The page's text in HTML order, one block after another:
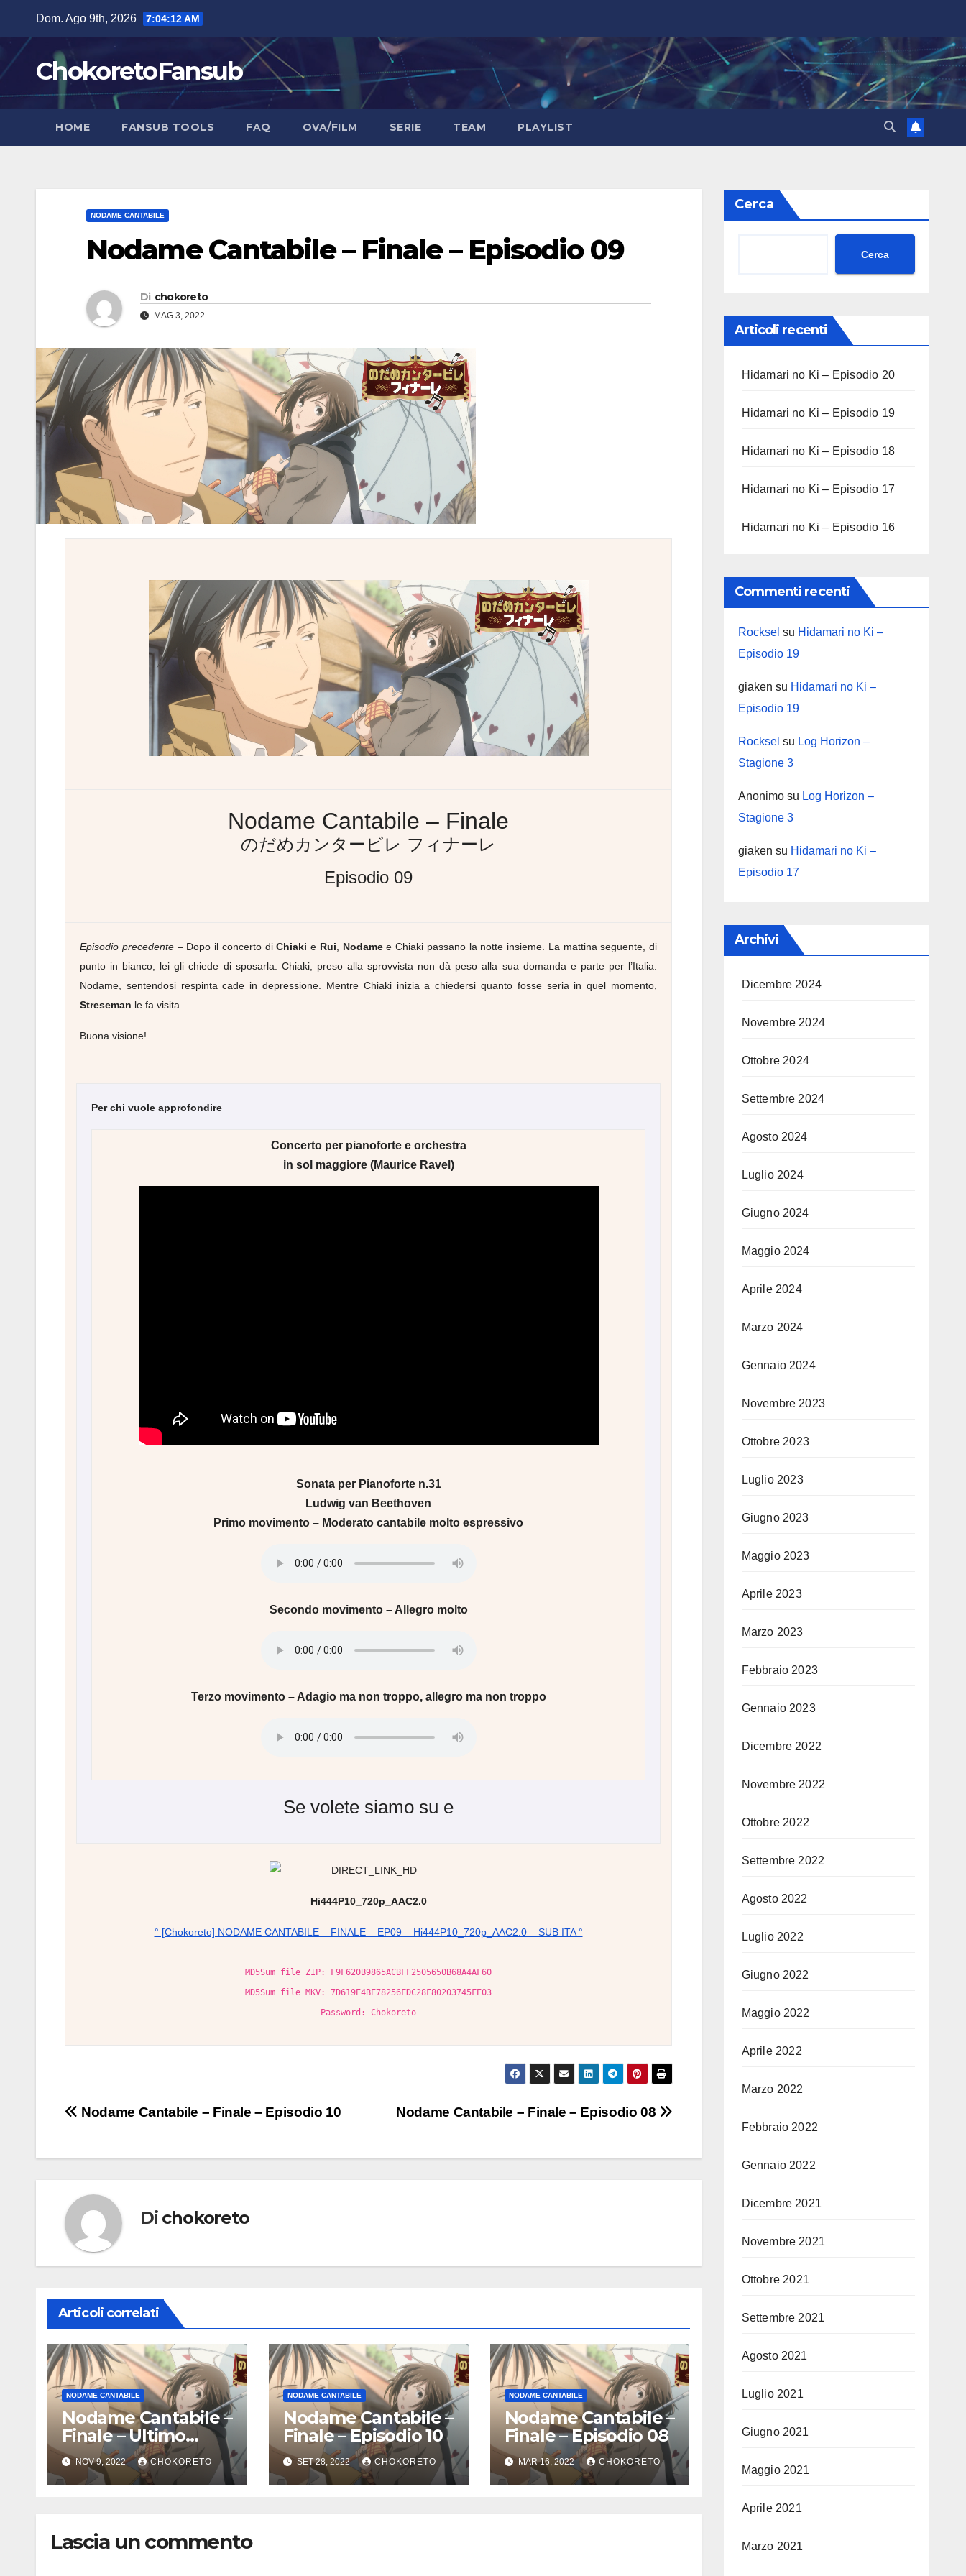
contenuto
Dom. Ago 9th, 2026 7:04:14 AM
ChokoretoFansub
HOME FANSUB TOOLS FAQ OVA/FILM SERIE TEAM PLAYLIST
NODAME CANTABILE
Nodame Cantabile – Finale – Episodio 09
Di chokoreto
MAG 3, 2022
Nodame Cantabile – Finale
のだめカンタービレ フィナーレ
Episodio 09
Episodio precedente– Dopo il concerto diChiaki e Rui, Nodamee Chiaki passano la notte insieme. La mattina seguente, di
punto in bianco, lei gli chiede di sposarla. Chiaki, preso alla sprovvista non dà peso alla sua domanda e parte per l’Italia.
Nodame, sentendosi respinta cade in depressione. Mentre Chiaki inizia a chiedersi quanto fosse seria in quel momento,
Streseman le fa visita.
Buona visione!
Per chi vuole approfondire
Concerto per pianoforte e orchestra
in sol maggiore (Maurice Ravel)
Sonata per Pianoforte n.31
Ludwig van Beethoven
Primo movimento – Moderato cantabile molto espressivo
Secondo movimento – Allegro molto
Terzo movimento – Adagio ma non troppo, allegro ma non troppo
Se volete siamo su e
Hi444P10_720p_AAC2.0
° [Chokoreto] NODAME CANTABILE – FINALE – EP09 – Hi444P10_720p_AAC2.0 – SUB ITA °
MD5Sum file ZIP: F9F620B9865ACBFF2505650B68A4AF60
MD5Sum file MKV: 7D619E4BE78256FDC28F80203745FE03
Password: Chokoreto
Navigazione
Nodame Cantabile – Finale – Episodio 08
Nodame Cantabile – Finale – Episodio 10
Di chokoreto
Articoli correlati
NODAME CANTABILE
Nodame Cantabile –
Finale – Ultimo
episodio
NOV 9, 2022 CHOKORETO
NODAME CANTABILE
Nodame Cantabile –
Finale – Episodio 10
SET 28, 2022 CHOKORETO
NODAME CANTABILE
Nodame Cantabile –
Finale – Episodio 08
MAR 16, 2022 CHOKORETO
Lascia un commento
Cerca
Cerca
Articoli recenti
Hidamari no Ki – Episodio 20
Hidamari no Ki – Episodio 19
Hidamari no Ki – Episodio 18
Hidamari no Ki – Episodio 17
Hidamari no Ki – Episodio 16
Commenti recenti
Rocksel su Hidamari no Ki –
Episodio 19
giaken su Hidamari no Ki –
Episodio 19
Rocksel su Log Horizon –
Stagione 3
Anonimosu Log Horizon –
Stagione 3
giaken su Hidamari no Ki –
Episodio 17
Archivi
Dicembre 2024
Novembre 2024
Ottobre 2024
Settembre 2024
Agosto 2024
Luglio 2024
Giugno 2024
Maggio 2024
Aprile 2024
Marzo 2024
Gennaio 2024
Novembre 2023
Ottobre 2023
Luglio 2023
Giugno 2023
Maggio 2023
Aprile 2023
Marzo 2023
Febbraio 2023
Gennaio 2023
Dicembre 2022
Novembre 2022
Ottobre 2022
Settembre 2022
Agosto 2022
Luglio 2022
Giugno 2022
Maggio 2022
Aprile 2022
Marzo 2022
Febbraio 2022
Gennaio 2022
Dicembre 2021
Novembre 2021
Ottobre 2021
Settembre 2021
Agosto 2021
Luglio 2021
Giugno 2021
Maggio 2021
Aprile 2021
Marzo 2021